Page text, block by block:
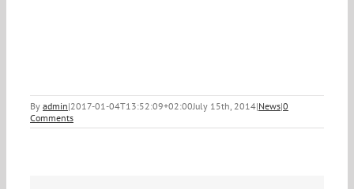
By admin|2017-01-04T13:52:09+02:00July 15th, 2014|News|0
Comments